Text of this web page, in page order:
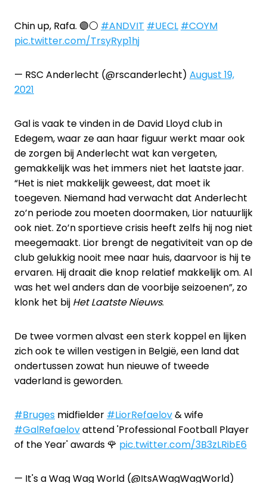
Chin up, Rafa. 🟣⚪ #ANDVIT #UECL #COYM
pic.twitter.com/TrsyRyp1hj
— RSC Anderlecht (@rscanderlecht) August 19,
2021
Gal is vaak te vinden in de David Lloyd club in
Edegem, waar ze aan haar figuur werkt maar ook
de zorgen bij Anderlecht wat kan vergeten,
gemakkelijk was het immers niet het laatste jaar.
“Het is niet makkelijk geweest, dat moet ik
toegeven. Niemand had verwacht dat Anderlecht
zo’n periode zou moeten doormaken, Lior natuurlijk
ook niet. Zo’n sportieve crisis heeft zelfs hij nog niet
meegemaakt. Lior brengt de negativiteit van op de
club gelukkig nooit mee naar huis, daarvoor is hij te
ervaren. Hij draait die knop relatief makkelijk om. Al
was het wel anders dan de voorbije seizoenen”, zo
klonk het bij Het Laatste Nieuws.
De twee vormen alvast een sterk koppel en lijken
zich ook te willen vestigen in België, een land dat
ondertussen zowat hun nieuwe of tweede
vaderland is geworden.
#Bruges midfielder #LiorRefaelov& wife
#GalRefaelovattend 'Professional Football Player
of the Year' awards 🌹 pic.twitter.com/3B3zLRibE6
— It's a Wag Wag World (@ItsAWagWagWorld)